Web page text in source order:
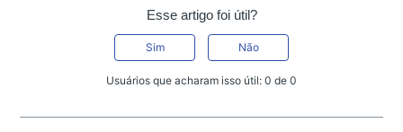
Esse artigo foi útil?
Sim Não
Usuários que acharam isso útil: 0 de 0